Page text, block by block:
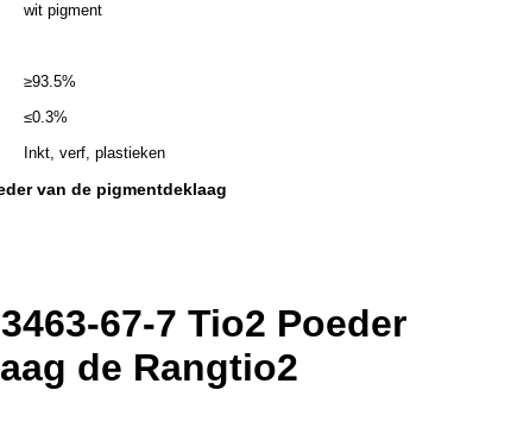
wit pigment
≥93.5%
≤0.3%
Inkt, verf, plastieken
van de pigmentdeklaag
67-7 Tio2 Poeder
de Rangtio2